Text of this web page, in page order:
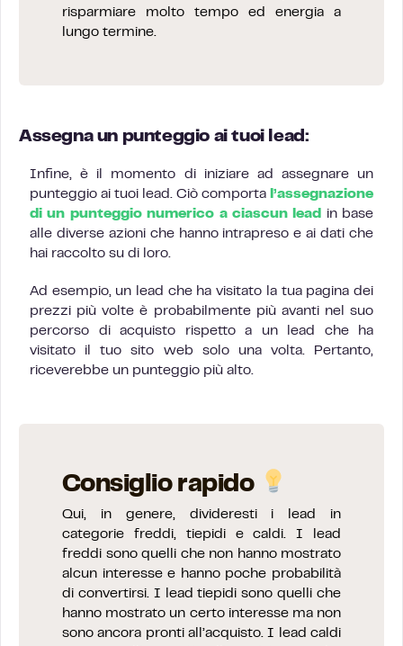
risparmiare molto tempo ed energia a
lungo termine.
Assegna un punteggio ai tuoi lead:
Infine, è il momento di iniziare ad assegnare un
punteggio ai tuoi lead. Ciò comporta l’assegnazione
di un punteggio numerico a ciascun lead
in base
alle diverse azioni che hanno intrapreso e ai dati che
hai raccolto su di loro.
Ad esempio, un lead che ha visitato la tua pagina dei
prezzi più volte è probabilmente più avanti nel suo
percorso di acquisto rispetto a un lead che ha
visitato il tuo sito web solo una volta. Pertanto,
riceverebbe un punteggio più alto.
Consiglio rapido
Qui, in genere, divideresti i lead in
categorie freddi, tiepidi e caldi. I lead
freddi sono quelli che non hanno mostrato
alcun interesse e hanno poche probabilità
di convertirsi. I lead tiepidi sono quelli che
hanno mostrato un certo interesse ma non
sono ancora pronti all’acquisto. I lead caldi